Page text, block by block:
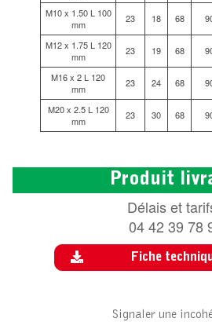
M10 x 1.50 L 100
mm
23 18 68
M12 x 1.75 L 120
mm
23 19 68
M16 x 2 L 120
mm
23 24 68
M20 x 2.5 L 120
mm
23 30 68
Produit
Délais et
04 42 39 78
Fiche
Signaler une